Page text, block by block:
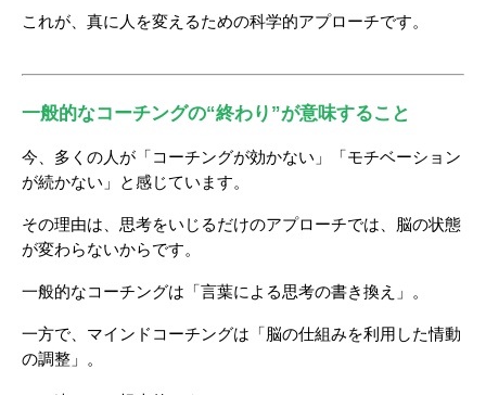
これが、真に人を変えるための科学的アプローチです。
一般的なコーチングの“終わり”が意味すること
今、多くの人が「コーチングが効かない」「モチベーション
が続かない」と感じています。
その理由は、思考をいじるだけのアプローチでは、脳の状態
が変わらないからです。
一般的なコーチングは「言葉による思考の書き換え」。
一方で、マインドコーチングは「脳の仕組みを利用した情動
の調整」。